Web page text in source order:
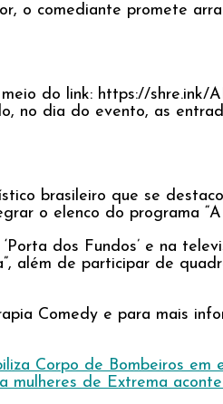
o comediante promete
do link: https://shre.ink/
no dia do evento, as
brasileiro que se
o elenco do programa
dos Fundos’ e na
além de participar de
Comedy e para mais
Corpo de Bombeiros em
mulheres de Extrema